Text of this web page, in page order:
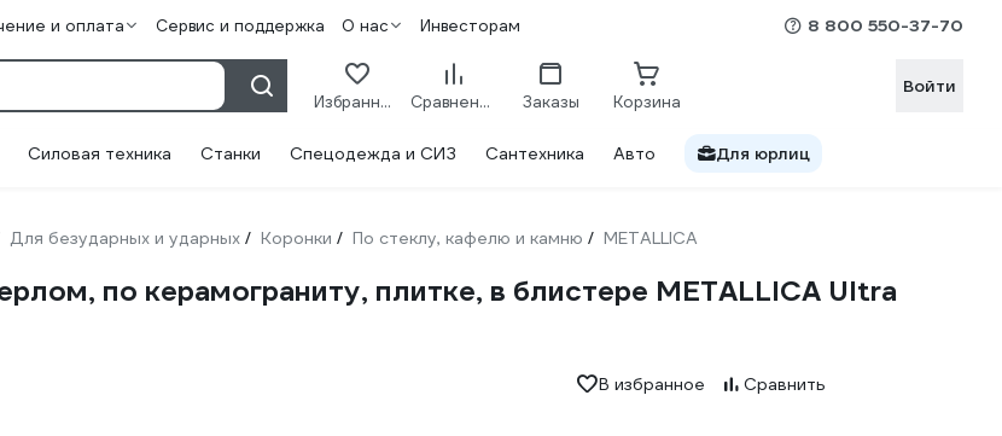
и оплата Сервис и поддержка О нас Инвесторам 8 800 550-37-70
Избранное Сравнение Заказы Корзина
Войти
Силовая техника Станки Спецодежда и СИЗ Сантехника Авто Для юрлиц
Для безударных и ударных / Коронки / По стеклу, кафелю и камню / METALLICA
по керамограниту, плитке, в блистере METALLICA Ultra
В избранное Сравнить